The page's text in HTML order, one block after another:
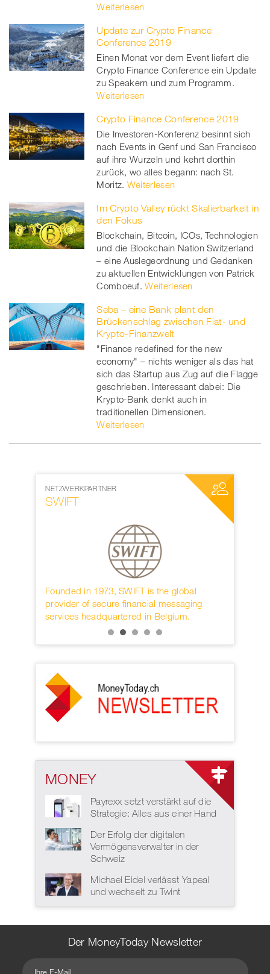
Weiterlesen
Update zur Crypto Finance
Conference 2019
Einen Monat vor dem Event liefert die
Crypto Finance Conference ein Update
zu Speakern und zum Programm.
Weiterlesen
Crypto Finance Conference 2019
Die Investoren-Konferenz besinnt sich
nach Events in Genf und San Francisco
auf ihre Wurzeln und kehrt dorthin
zurück, wo alles begann: nach St.
Moritz. Weiterlesen
Im Crypto Valley rückt Skalierbarkeit in
den Fokus
Blockchain, Bitcoin, ICOs, Technologien
und die Blockchain Nation Switzerland
– eine Auslegeordnung und Gedanken
zu aktuellen Entwicklungen von Patrick
Comboeuf. Weiterlesen
Seba – eine Bank plant den
Brückenschlag zwischen Fiat- und
Krypto-Finanzwelt
"Finance redefined for the new
economy" – nichts weniger als das hat
sich das Startup aus Zug auf die Flagge
geschrieben. Interessant dabei: Die
Krypto-Bank denkt auch in
traditionellen Dimensionen.
Weiterlesen
NETZWERKPARTNER
SWIFT
Founded in 1973, SWIFT is the global
provider of secure financial messaging
services headquartered in Belgium.
MONEY
Payrexx setzt verstärkt auf die
Strategie: Alles aus einer Hand
Der Erfolg der digitalen
Vermögensverwalter in der
Schweiz
Michael Eidel verlässt Yapeal
und wechselt zu Twint
Der MoneyToday Newsletter